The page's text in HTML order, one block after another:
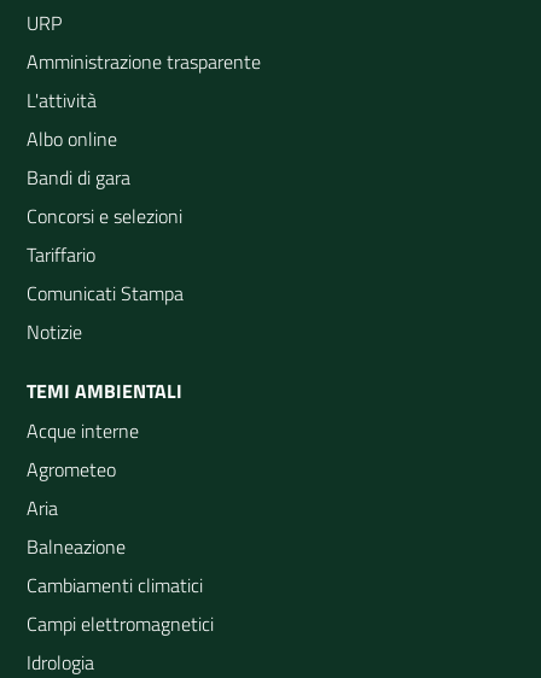
URP
Amministrazione trasparente
L'attività
Albo online
Bandi di gara
Concorsi e selezioni
Tariffario
Comunicati Stampa
Notizie
TEMI AMBIENTALI
Acque interne
Agrometeo
Aria
Balneazione
Cambiamenti climatici
Campi elettromagnetici
Idrologia